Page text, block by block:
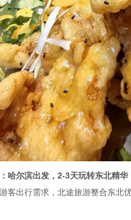
尔滨出发，2-3天玩转东北精华
出行需求，北途旅游整合东北